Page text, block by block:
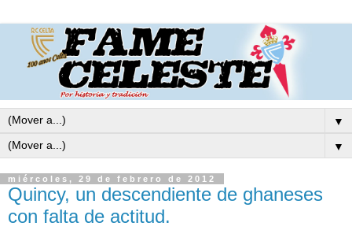
▼
▼
miércoles, 29 de febrero de 2012
Quincy, un descendiente de ghaneses
con falta de actitud.